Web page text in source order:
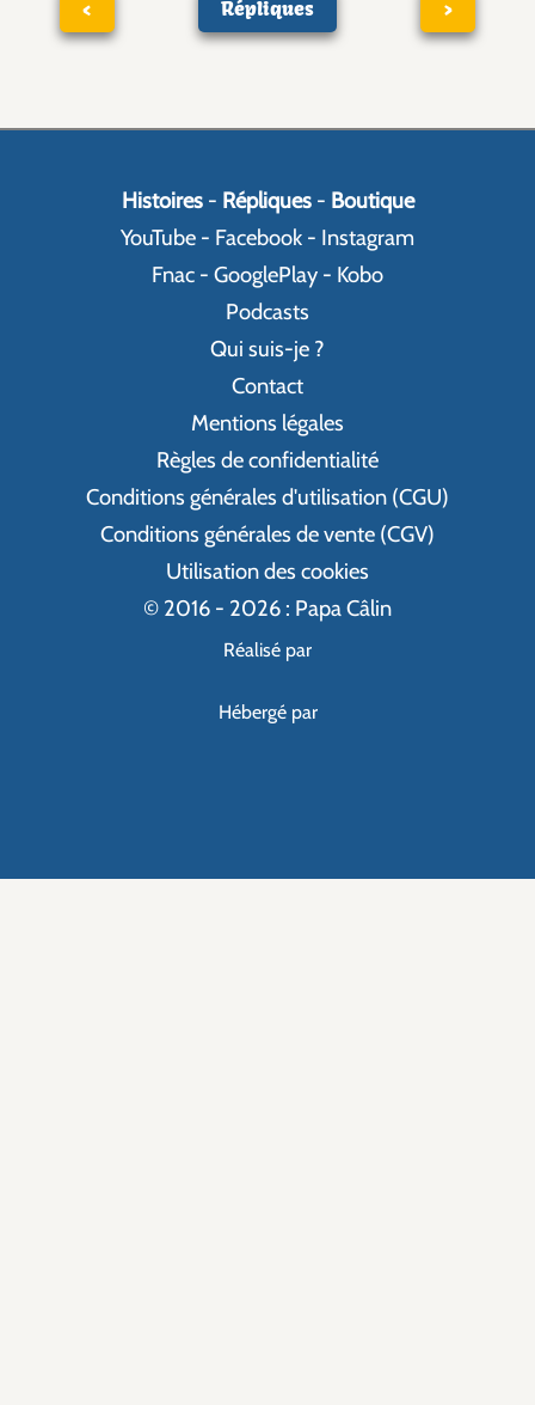
< Répliques >
Histoires- Répliques- Boutique
YouTube - Facebook - Instagram
Fnac - GooglePlay - Kobo
Podcasts
Qui suis-je ?
Contact
Mentions légales
Règles de confidentialité
Conditions générales d'utilisation (CGU)
Conditions générales de vente (CGV)
Utilisation des cookies
© 2016 - 2026 : Papa Câlin
Réalisé par
Hébergé par